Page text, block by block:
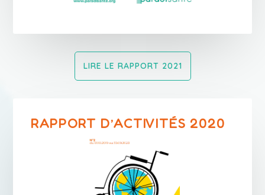
LIRE LE RAPPORT 2021
RAPPORT D’ACTIVITÉS 2020